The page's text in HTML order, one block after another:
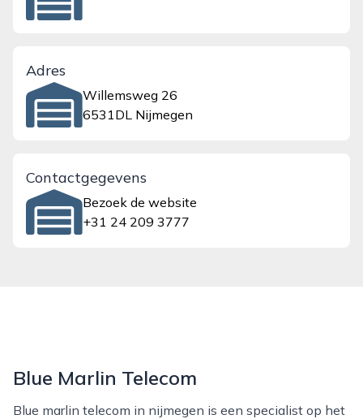
Adres
Willemsweg 26
6531DL Nijmegen
Contactgegevens
Bezoek de website
+31 24 209 3777
Blue Marlin Telecom
Blue marlin telecom in nijmegen is een specialist op het